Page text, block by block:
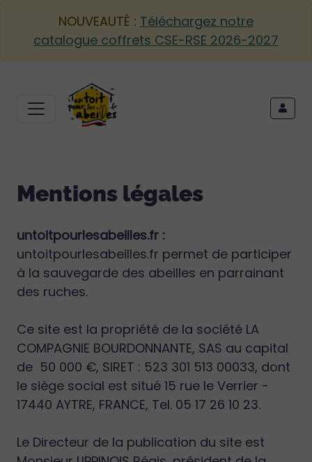
NOUVEAUTÉ : Téléchargez notre
catalogue coffrets CSE-RSE 2026-2027
Mentions légales
untoitpourlesabeilles.fr :
untoitpourlesabeilles.fr permet de participer
à la sauvegarde des abeilles en parrainant
des ruches.
Ce site est la propriété de la société LA
COMPAGNIE BOURDONNANTE, SAS au capital
de 50 000 €, SIRET : 523 301 513 00033, dont
le siège social est situé 15 rue le Verrier -
17440 AYTRE, FRANCE, Tel. 05 17 26 10 23.
Le Directeur de la publication du site est